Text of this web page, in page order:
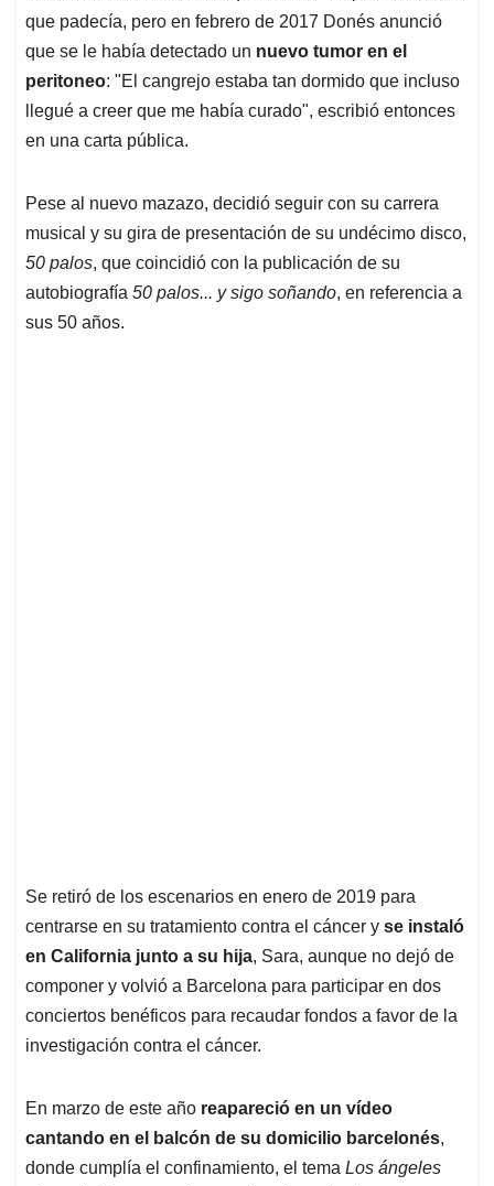
que padecía, pero en febrero de 2017 Donés anunció
que se le había detectado un nuevo tumor en el
peritoneo: "El cangrejo estaba tan dormido que incluso
llegué a creer que me había curado", escribió entonces
en una carta pública.
Pese al nuevo mazazo, decidió seguir con su carrera
musical y su gira de presentación de su undécimo disco,
50 palos, que coincidió con la publicación de su
autobiografía 50 palos... y sigo soñando, en referencia a
sus 50 años.
Se retiró de los escenarios en enero de 2019 para
centrarse en su tratamiento contra el cáncer y se instaló
en California junto a su hija, Sara, aunque no dejó de
componer y volvió a Barcelona para participar en dos
conciertos benéficos para recaudar fondos a favor de la
investigación contra el cáncer.
En marzo de este año reapareció en un vídeo
cantando en el balcón de su domicilio barcelonés,
donde cumplía el confinamiento, el tema Los ángeles